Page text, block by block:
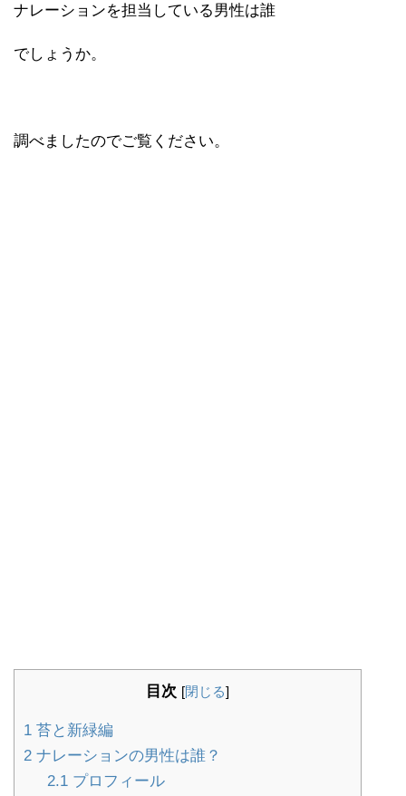
ナレーションを担当している男性は誰
でしょうか。
調べましたのでご覧ください。
目次 [閉じる]
1 苔と新緑編
2 ナレーションの男性は誰？
2.1プロフィール